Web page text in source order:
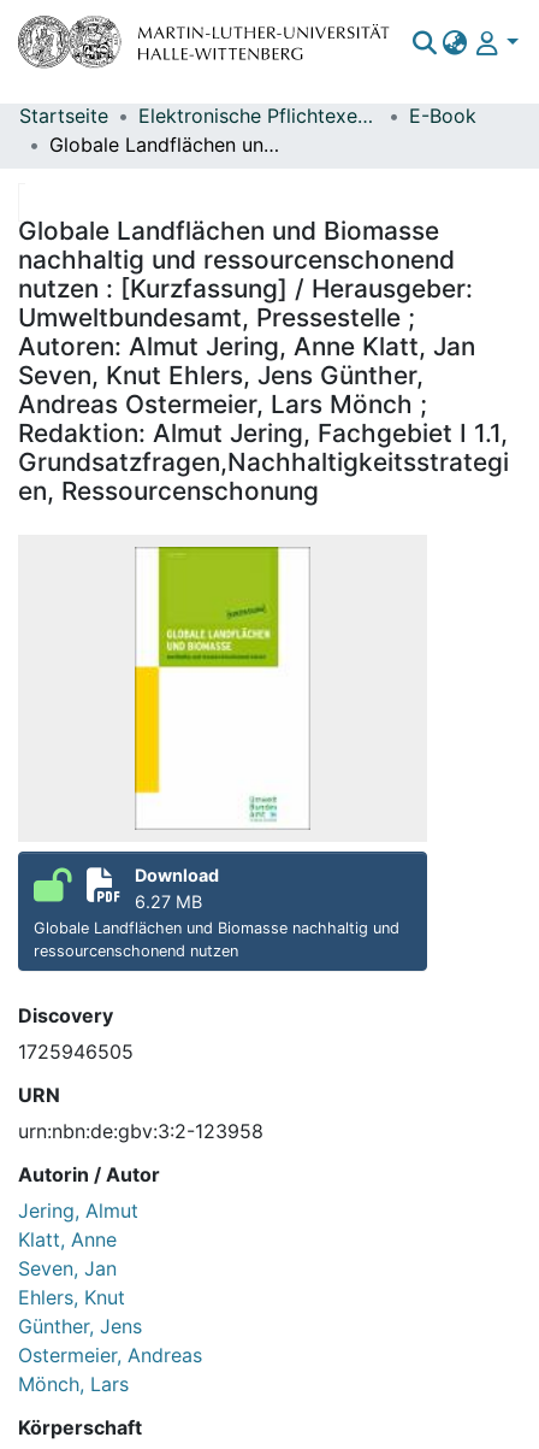
Bereiche & Sammlungen
Statistiken
Startseite Elektronische Pflichtexemplare
E-Book
Globale Landflächen und Biomasse nachhaltig und ressourcenschonend nutzen : [Kurzfassung] / Herausgeber: Umweltbundesamt, Pressestelle ; Autoren: Almut Jering, Anne Klatt, Jan Seven, Knut Ehlers, Jens Günther, Andreas Ostermeier, Lars Mönch ; Redaktion: Almut Jering, Fachgebiet I 1.1, Grundsatzfragen,Nachhaltigkeitsstrategien, Ressourcenschonung
Globale Landflächen und Biomasse
nachhaltig und ressourcenschonend
nutzen : [Kurzfassung] / Herausgeber:
Umweltbundesamt, Pressestelle ;
Autoren: Almut Jering, Anne Klatt, Jan
Seven, Knut Ehlers, Jens Günther,
Andreas Ostermeier, Lars Mönch ;
Redaktion: Almut Jering, Fachgebiet I 1.1,
Grundsatzfragen,Nachhaltigkeitsstrategi
en, Ressourcenschonung
Download
6.27 MB
Globale Landflächen und Biomasse nachhaltig und
ressourcenschonend nutzen
Discovery
1725946505
URN
urn:nbn:de:gbv:3:2-123958
Autorin / Autor
Jering, Almut
Klatt, Anne
Seven, Jan
Ehlers, Knut
Günther, Jens
Ostermeier, Andreas
Mönch, Lars
Körperschaft